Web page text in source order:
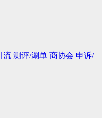
流 测评/涮单 商协会 申诉/